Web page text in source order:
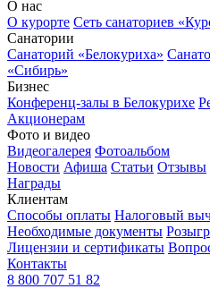
О нас
О курорте Сеть санаториев
Санатории
Санаторий «Белокуриха»
«Сибирь»
Бизнес
Конференц-залы в Белокурихе
Акционерам
Фото и видео
Видеогалерея Фотоальбом
Новости Афиша Статьи Отзывы
Награды
Клиентам
Способы оплаты Налоговый
Необходимые документы
Лицензии и сертификаты
Контакты
8 800 707 51 82